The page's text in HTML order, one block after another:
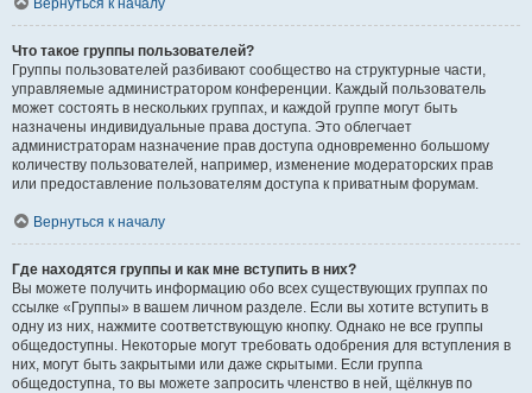
Вернуться к началу
Что такое группы пользователей?
Группы пользователей разбивают сообщество на структурные части,
управляемые администратором конференции. Каждый пользователь
может состоять в нескольких группах, и каждой группе могут быть
назначены индивидуальные права доступа. Это облегчает
администраторам назначение прав доступа одновременно большому
количеству пользователей, например, изменение модераторских прав
или предоставление пользователям доступа к приватным форумам.
Вернуться к началу
Где находятся группы и как мне вступить в них?
Вы можете получить информацию обо всех существующих группах по
ссылке «Группы» в вашем личном разделе. Если вы хотите вступить в
одну из них, нажмите соответствующую кнопку. Однако не все группы
общедоступны. Некоторые могут требовать одобрения для вступления в
них, могут быть закрытыми или даже скрытыми. Если группа
общедоступна, то вы можете запросить членство в ней, щёлкнув по